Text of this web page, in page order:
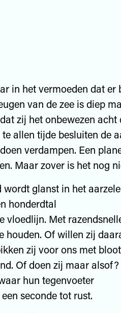
in het vermoeden dat er
van de zee is diep
zij het onbewezen acht
allen tijde besluiten de
verdampen. Een
Maar zover is het nog
glanst in het
honderdtal
vloedlijn. Met
houden. Of willen zij
zij voor ons met
Of doen zij maar
hun tegenvoeter
seconde tot rust.